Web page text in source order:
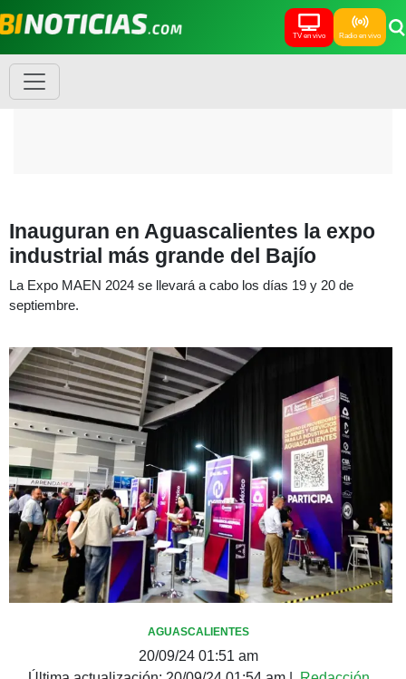
TV en vivo Radio en vivo
Inauguran en Aguascalientes la expo
industrial más grande del Bajío
La Expo MAEN 2024 se llevará a cabo los días 19 y 20 de
septiembre.
AGUASCALIENTES
20/09/24 01:51 am